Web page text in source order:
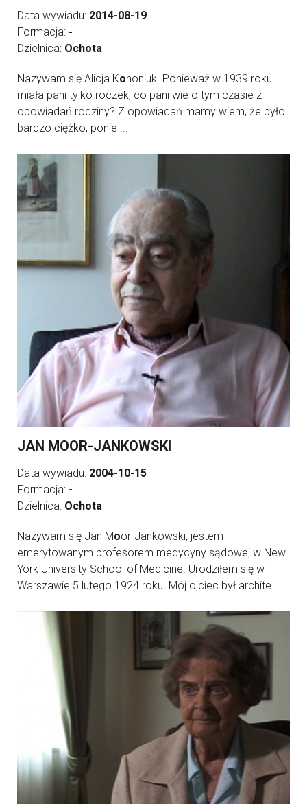
Data wywiadu: 2014-08-19
Formacja: -
Dzielnica: Ochota
Nazywam się Alicja Kononiuk. Ponieważ w 1939 roku
miała pani tylko roczek, co pani wie o tym czasie z
opowiadań rodziny? Z opowiadań mamy wiem, że było
bardzo ciężko, ponie ...
JAN MOOR-JANKOWSKI
Data wywiadu: 2004-10-15
Formacja: -
Dzielnica: Ochota
Nazywam się Jan Moor-Jankowski, jestem
emerytowanym profesorem medycyny sądowej w New
York University School of Medicine. Urodziłem się w
Warszawie 5 lutego 1924 roku. Mój ojciec był archite ...